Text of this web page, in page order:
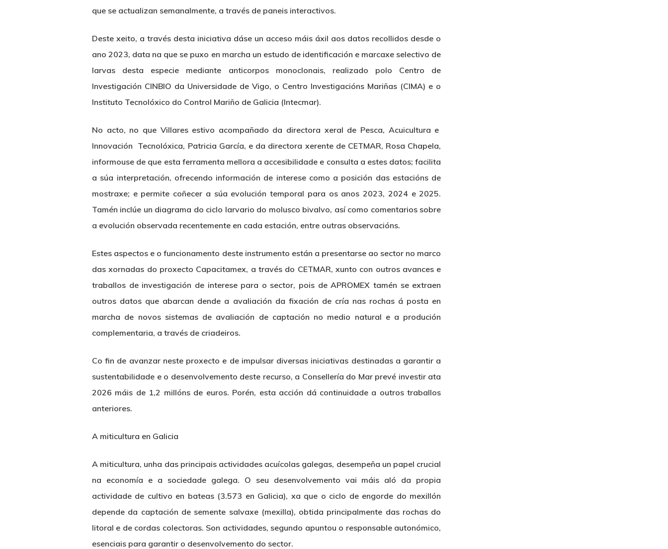
que se actualizan semanalmente, a través de paneis interactivos.
Deste xeito, a través desta iniciativa dáse un acceso máis áxil aos datos recollidos desde o
ano 2023, data na que se puxo en marcha un estudo de identificación e marcaxe selectivo de
larvas desta especie mediante anticorpos monoclonais, realizado polo Centro de
Investigación CINBIO da Universidade de Vigo, o Centro Investigacións Mariñas (CIMA) e o
Instituto Tecnolóxico do Control Mariño de Galicia (Intecmar).
No acto, no que Villares estivo acompañado da directora xeral de Pesca, Acuicultura e
Innovación Tecnolóxica, Patricia García, e da directora xerente de CETMAR, Rosa Chapela,
informouse de que esta ferramenta mellora a accesibilidade e consulta a estes datos; facilita
a súa interpretación, ofrecendo información de interese como a posición das estacións de
mostraxe; e permite coñecer a súa evolución temporal para os anos 2023, 2024 e 2025.
Tamén inclúe un diagrama do ciclo larvario do molusco bivalvo, así como comentarios sobre
a evolución observada recentemente en cada estación, entre outras observacións.
Estes aspectos e o funcionamento deste instrumento están a presentarse ao sector no marco
das xornadas do proxecto Capacitamex, a través do CETMAR, xunto con outros avances e
traballos de investigación de interese para o sector, pois de APROMEX tamén se extraen
outros datos que abarcan dende a avaliación da fixación de cría nas rochas á posta en
marcha de novos sistemas de avaliación de captación no medio natural e a produción
complementaria, a través de criadeiros.
Co fin de avanzar neste proxecto e de impulsar diversas iniciativas destinadas a garantir a
sustentabilidade e o desenvolvemento deste recurso, a Consellería do Mar prevé investir ata
2026 máis de 1,2 millóns de euros. Porén, esta acción dá continuidade a outros traballos
anteriores.
A miticultura en Galicia
A miticultura, unha das principais actividades acuícolas galegas, desempeña un papel crucial
na economía e a sociedade galega. O seu desenvolvemento vai máis aló da propia
actividade de cultivo en bateas (3.573 en Galicia), xa que o ciclo de engorde do mexillón
depende da captación de semente salvaxe (mexilla), obtida principalmente das rochas do
litoral e de cordas colectoras. Son actividades, segundo apuntou o responsable autonómico,
esenciais para garantir o desenvolvemento do sector.